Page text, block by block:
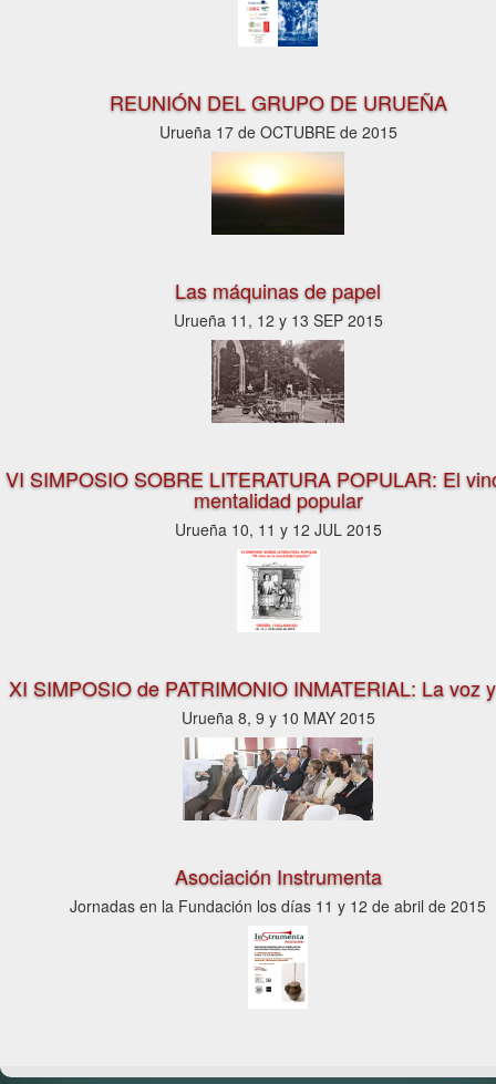
REUNIÓN DEL GRUPO DE URUEÑA
Urueña 17 de OCTUBRE de 2015
Las máquinas de papel
Urueña 11, 12 y 13 SEP 2015
VI SIMPOSIO SOBRE LITERATURA POPULAR: El
mentalidad popular
Urueña 10, 11 y 12 JUL 2015
XI SIMPOSIO de PATRIMONIO INMATERIAL: La voz
Urueña 8, 9 y 10 MAY 2015
Asociación Instrumenta
Jornadas en la Fundación los días 11 y 12 de abril de 2015